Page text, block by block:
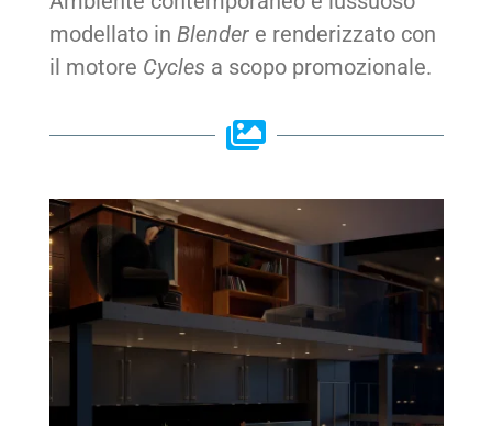
modellato in Blender e renderizzato con
il motore Cycles a scopo promozionale.